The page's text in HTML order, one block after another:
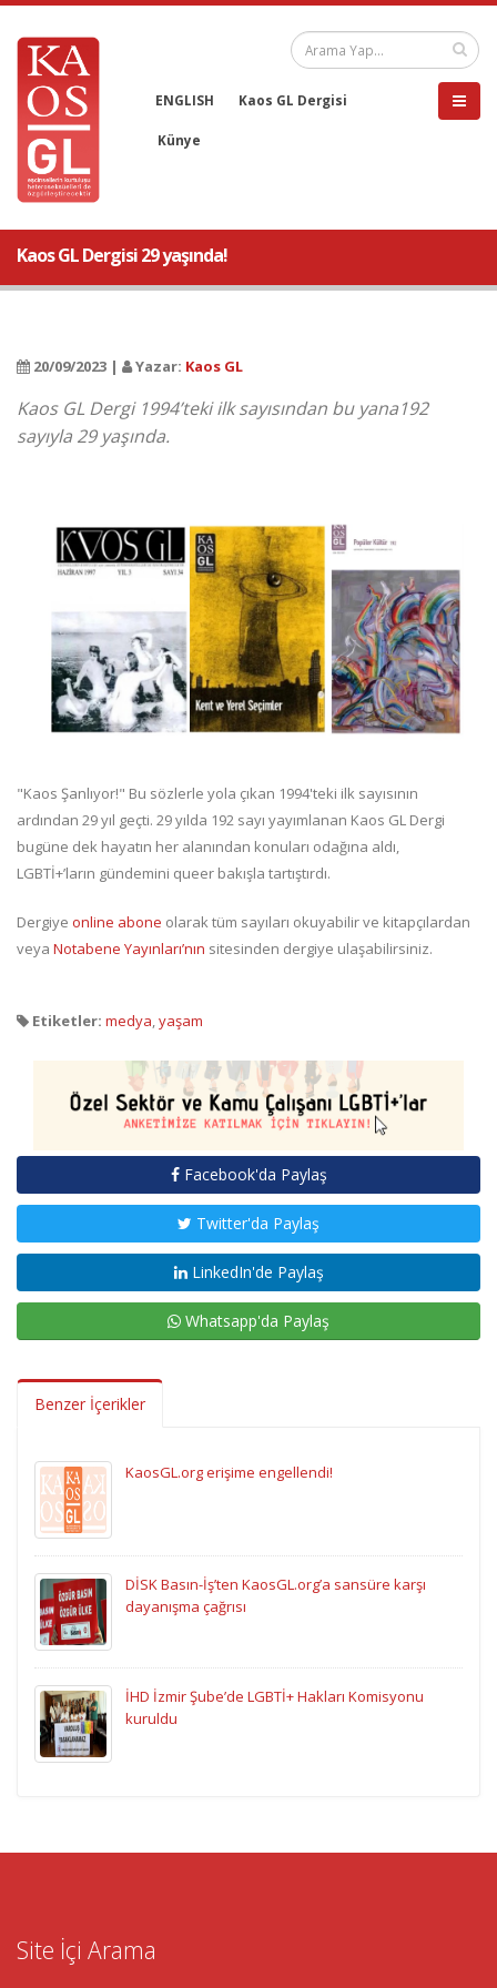
ENGLISH Kaos GL Dergisi
Künye
Kaos GL Dergisi 29 yaşında!
20/09/2023 | Yazar: Kaos GL
Kaos GL Dergi 1994’teki ilk sayısından bu yana192
sayıyla 29 yaşında.
"Kaos Şanlıyor!" Bu sözlerle yola çıkan 1994'teki ilk sayısının
ardından 29 yıl geçti. 29 yılda 192 sayı yayımlanan Kaos GL Dergi
bugüne dek hayatın her alanından konuları odağına aldı,
LGBTİ+’ların gündemini queer bakışla tartıştırdı.
Dergiye online abone olarak tüm sayıları okuyabilir ve kitapçılardan
veya Notabene Yayınları’nın sitesinden dergiye ulaşabilirsiniz.
Etiketler: medya,yaşam
Facebook'da Paylaş
Twitter'da Paylaş
LinkedIn'de Paylaş
Whatsapp'da Paylaş
Benzer İçerikler
KaosGL.org erişime engellendi!
DİSK Basın-İş’ten KaosGL.org’a sansüre karşı
dayanışma çağrısı
İHD İzmir Şube’de LGBTİ+ Hakları Komisyonu
kuruldu
Site İçi Arama